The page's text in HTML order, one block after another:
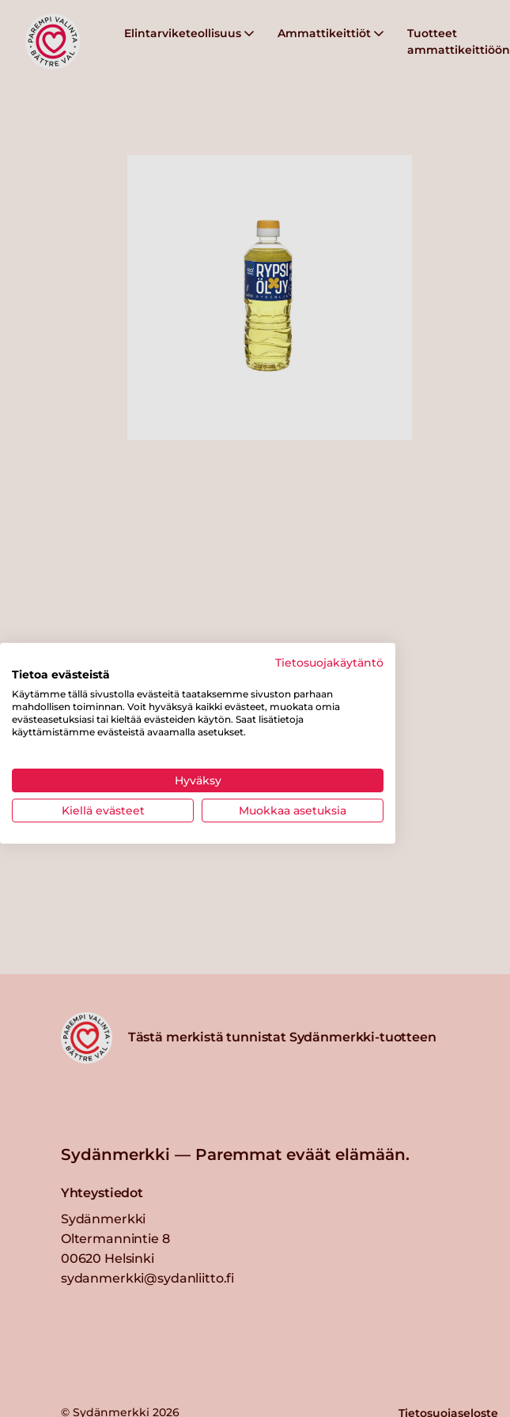
Elintarviketeollisuus Ammattikeittiöt
Tuotteet
ammattikeittiöön
Tästä merkistä tunnistat Sydänmerkki-tuotteen
Sydänmerkki — Paremmat eväät elämään.
Yhteystiedot
Sydänmerkki
Oltermannintie 8
00620 Helsinki
sydanmerkki@sydanliitto.fi
© Sydänmerkki 2026 Tietosuojaseloste
Tietosuojakäytäntö
Tietoa evästeistä
Käytämme tällä sivustolla evästeitä taataksemme sivuston parhaan
mahdollisen toiminnan. Voit hyväksyä kaikki evästeet, muokata omia
evästeasetuksiasi tai kieltää evästeiden käytön. Saat lisätietoja
käyttämistämme evästeistä avaamalla asetukset.
Hyväksy
Kiellä evästeet Muokkaa asetuksia